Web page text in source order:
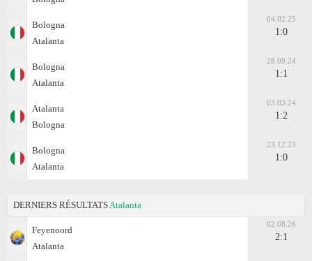
Bologna
Atalanta
04.02.25
1:0
Bologna
Atalanta
28.09.24
1:1
Atalanta
Bologna
03.03.24
1:2
Bologna
Atalanta
23.12.23
1:0
DERNIERS RÉSULTATS Atalanta
Feyenoord
Atalanta
02.08.26
2:1